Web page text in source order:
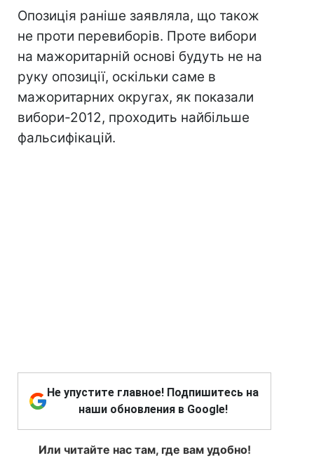
Опозиція раніше заявляла, що також
не проти перевиборів. Проте вибори
на мажоритарній основі будуть не на
руку опозиції, оскільки саме в
мажоритарних округах, як показали
вибори-2012, проходить найбільше
фальсифікацій.
Не упустите главное! Подпишитесь на
наши обновления в Google!
Или читайте нас там, где вам удобно!